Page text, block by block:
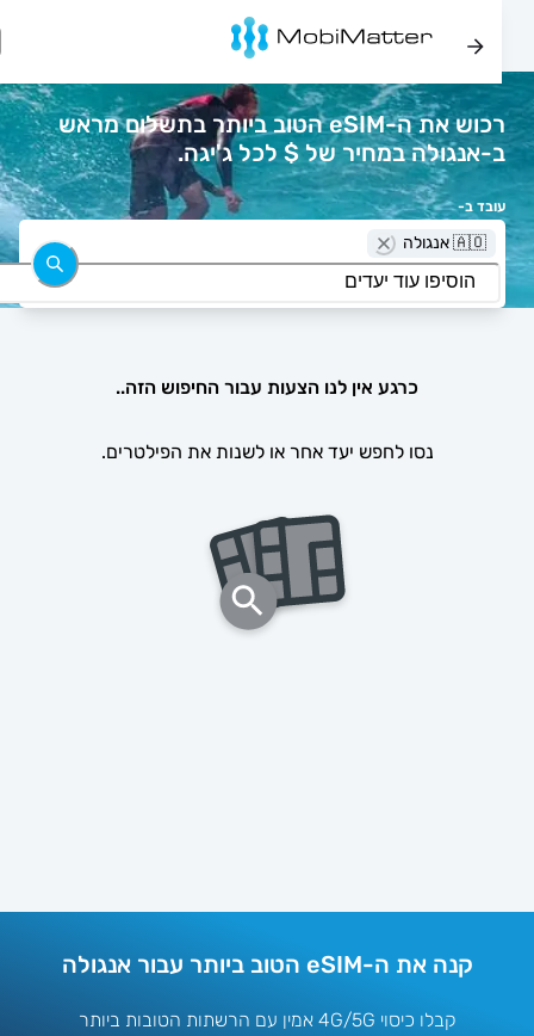
רכוש את ה-eSIM הטוב ביותר בתשלום מראש
ב-אנגולה במחיר של $ לכל ג'יגה.
עובד ב-
🇦🇴 אנגולה
כרגע אין לנו הצעות עבור החיפוש הזה..
נסו לחפש יעד אחר או לשנות את הפילטרים.
קנה את ה-eSIM הטוב ביותר עבור אנגולה
קבלו כיסוי 4G/5G אמין עם הרשתות הטובות ביותר